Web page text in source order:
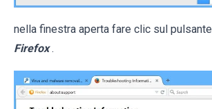
nella finestra aperta fare clic sul pulsante
Firefox .